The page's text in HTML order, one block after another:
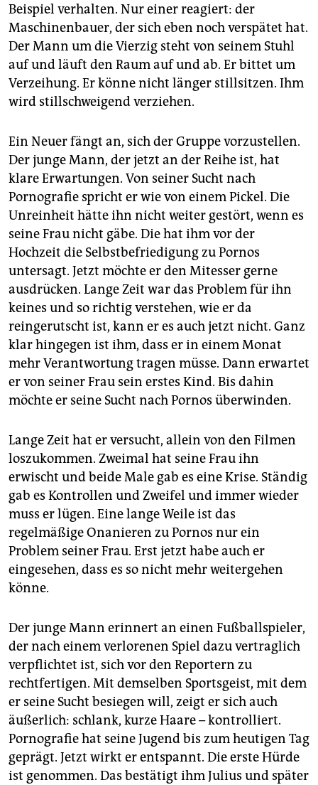
Beispiel verhalten. Nur einer reagiert: der
Maschinenbauer, der sich eben noch verspätet hat.
Der Mann um die Vierzig steht von seinem Stuhl
auf und läuft den Raum auf und ab. Er bittet um
Verzeihung. Er könne nicht länger stillsitzen. Ihm
wird stillschweigend verziehen.
Ein Neuer fängt an, sich der Gruppe vorzustellen.
Der junge Mann, der jetzt an der Reihe ist, hat
klare Erwartungen. Von seiner Sucht nach
Pornografie spricht er wie von einem Pickel. Die
Unreinheit hätte ihn nicht weiter gestört, wenn es
seine Frau nicht gäbe. Die hat ihm vor der
Hochzeit die Selbstbefriedigung zu Pornos
untersagt. Jetzt möchte er den Mitesser gerne
ausdrücken. Lange Zeit war das Problem für ihn
keines und so richtig verstehen, wie er da
reingerutscht ist, kann er es auch jetzt nicht. Ganz
klar hingegen ist ihm, dass er in einem Monat
mehr Verantwortung tragen müsse. Dann erwartet
er von seiner Frau sein erstes Kind. Bis dahin
möchte er seine Sucht nach Pornos überwinden.
Lange Zeit hat er versucht, allein von den Filmen
loszukommen. Zweimal hat seine Frau ihn
erwischt und beide Male gab es eine Krise. Ständig
gab es Kontrollen und Zweifel und immer wieder
muss er lügen. Eine lange Weile ist das
regelmäßige Onanieren zu Pornos nur ein
Problem seiner Frau. Erst jetzt habe auch er
eingesehen, dass es so nicht mehr weitergehen
könne.
Der junge Mann erinnert an einen Fußballspieler,
der nach einem verlorenen Spiel dazu vertraglich
verpflichtet ist, sich vor den Reportern zu
rechtfertigen. Mit demselben Sportsgeist, mit dem
er seine Sucht besiegen will, zeigt er sich auch
äußerlich: schlank, kurze Haare – kontrolliert.
Pornografie hat seine Jugend bis zum heutigen Tag
geprägt. Jetzt wirkt er entspannt. Die erste Hürde
ist genommen. Das bestätigt ihm Julius und später